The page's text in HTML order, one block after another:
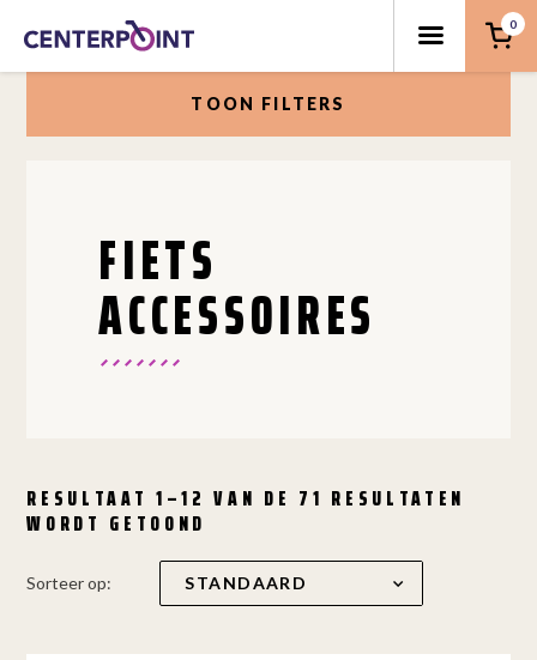
0
FIETS
ACCESSOIRES
RESULTAAT 1–12 VAN DE 71 RESULTATEN
WORDT GETOOND
Sorteer op:
TOON FILTERS